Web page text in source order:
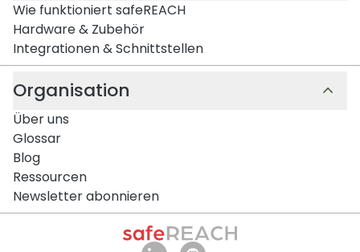
Wie funktioniert safeREACH
Hardware & Zubehör
Integrationen & Schnittstellen
Organisation
Über uns
Glossar
Blog
Ressourcen
Newsletter abonnieren